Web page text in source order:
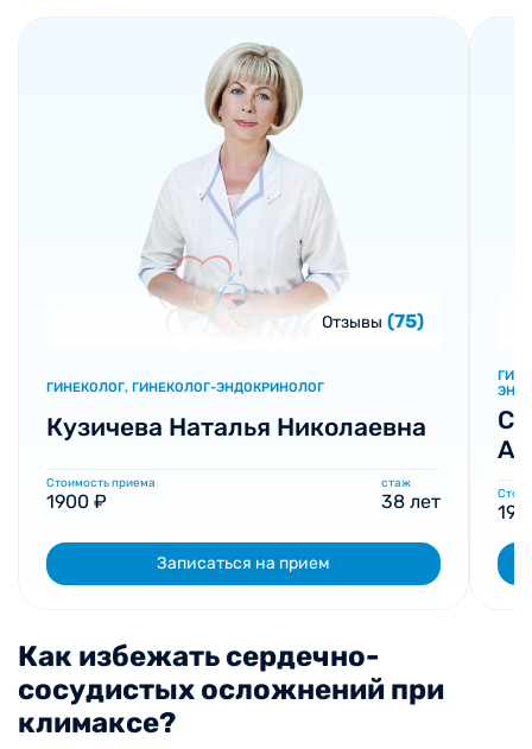
Отзывы (75)
ГИНЕКОЛОГ, ГИНЕКОЛОГ-ЭНДОКРИНОЛОГ
Кузичева Наталья Николаевна
Стоимость приема
1900 ₽
стаж
38 лет
Записаться на прием
Как избежать сердечно-
сосудистых осложнений при
климаксе?